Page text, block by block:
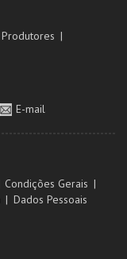
Produtores
E-mail
Condições Gerais
Dados Pessoais